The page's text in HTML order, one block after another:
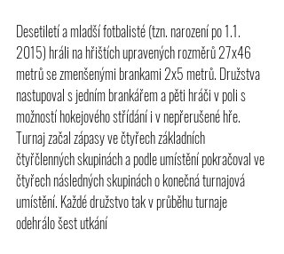
Desetiletí a mladší fotbalisté (tzn. narození po 1.1.
2015) hráli na hřištích upravených rozměrů 27x46
metrů se zmenšenými brankami 2x5 metrů. Družstva
nastupoval s jedním brankářem a pěti hráči v poli s
možností hokejového střídání i v nepřerušené hře.
Turnaj začal zápasy ve čtyřech základních
čtyřčlenných skupinách a podle umístění pokračoval ve
čtyřech následných skupinách o konečná turnajová
umístění. Každé družstvo tak v průběhu turnaje
odehrálo šest utkání